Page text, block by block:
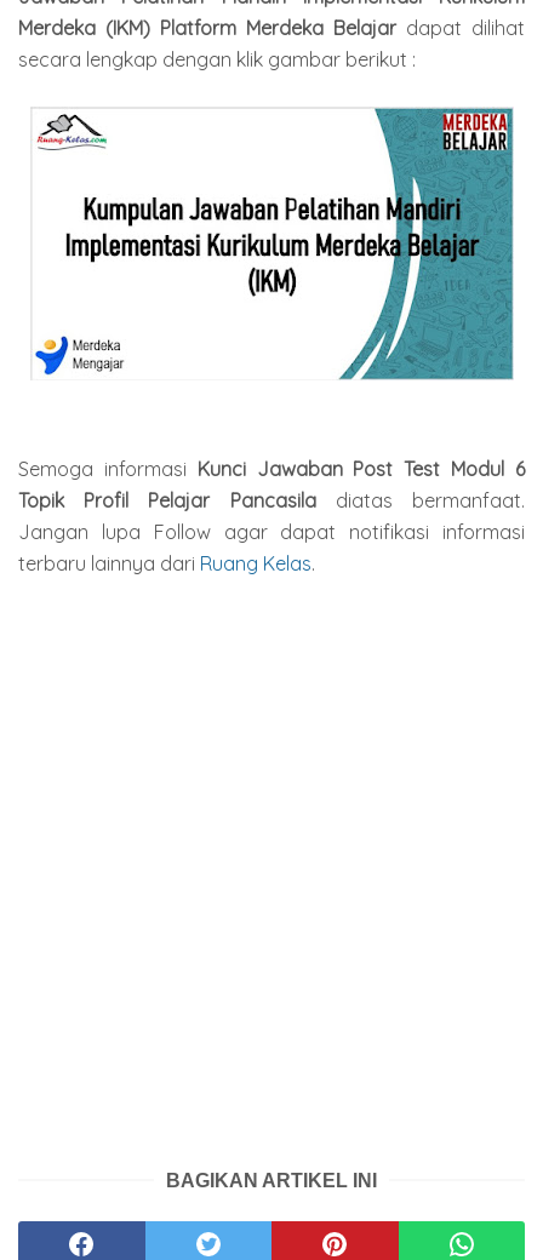
Merdeka (IKM) Platform Merdeka Belajardapat dilihat
secara lengkap dengan klik gambar berikut :
Semoga informasi Kunci Jawaban Post Test Modul 6
Topik Profil Pelajar Pancasiladiatas bermanfaat.
Jangan lupa Follow agar dapat notifikasi informasi
terbaru lainnya dari Ruang Kelas.
BAGIKAN ARTIKEL INI